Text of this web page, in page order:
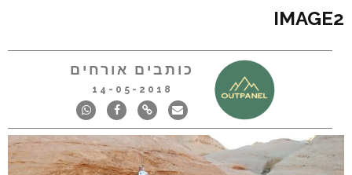
IMAGE2
כותבים אורחים
14-05-2018